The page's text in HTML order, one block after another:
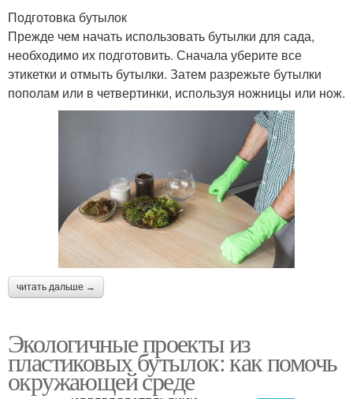
Подготовка бутылок
Прежде чем начать использовать бутылки для сада,
необходимо их подготовить. Сначала уберите все
этикетки и отмыть бутылки. Затем разрежьте бутылки
пополам или в четвертинки, используя ножницы или нож.
читать дальше →
Экологичные проекты из
пластиковых бутылок: как помочь
окружающей среде